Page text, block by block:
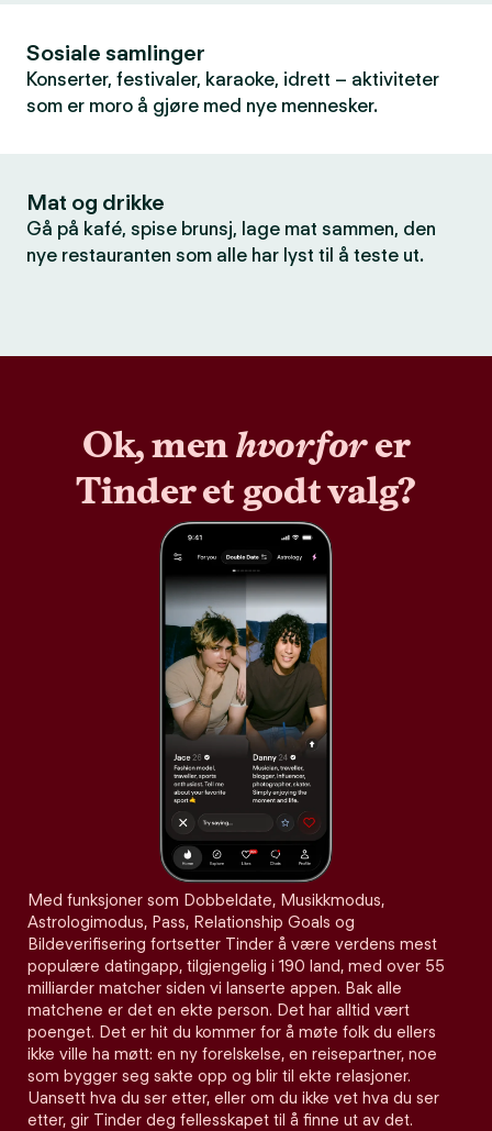
Sosiale samlinger
Konserter, festivaler, karaoke, idrett – aktiviteter
som er moro å gjøre med nye mennesker.
Mat og drikke
Gå på kafé, spise brunsj, lage mat sammen, den
nye restauranten som alle har lyst til å teste ut.
Ok, menhvorforer
Tinder et godt valg?
Med funksjoner som Dobbeldate, Musikkmodus,
Astrologimodus, Pass, Relationship Goals og
Bildeverifisering fortsetter Tinder å være verdens mest
populære datingapp, tilgjengelig i 190 land, med over 55
milliarder matcher siden vi lanserte appen. Bak alle
matchene er det en ekte person. Det har alltid vært
poenget. Det er hit du kommer for å møte folk du ellers
ikke ville ha møtt: en ny forelskelse, en reisepartner, noe
som bygger seg sakte opp og blir til ekte relasjoner.
Uansett hva du ser etter, eller om du ikke vet hva du ser
etter, gir Tinder deg fellesskapet til å finne ut av det.